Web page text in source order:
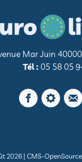
Mar Juin
Tél : 05 58 05
2026 |CMS-